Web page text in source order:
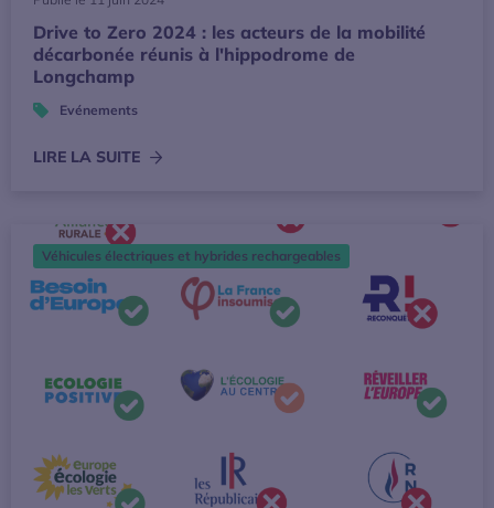
Drive to Zero 2024 : les acteurs de la mobilité
décarbonée réunis à l'hippodrome de
Longchamp
Evénements
LIRE LA SUITE
Elections européennes : 2035 raisons de maintenir le cap
Véhicules électriques et hybrides rechargeables